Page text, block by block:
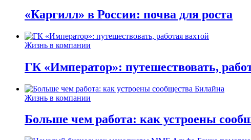
«Каргилл» в России: почва для роста
Жизнь в компании
ГК «Император»: путешествовать,
Жизнь в компании
Больше чем работа: как устроены